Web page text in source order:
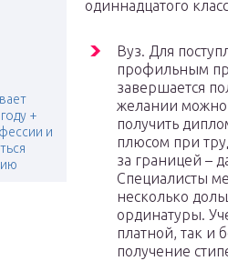
+
и
одиннадцатого
Вуз. Для
профильным
завершается
желании можно
получить
плюсом при
за границей –
Специалисты
несколько
ординатуры.
платной, так и
получение